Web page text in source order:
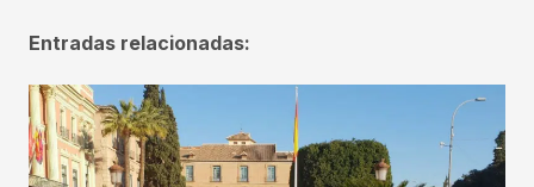
Entradas relacionadas: